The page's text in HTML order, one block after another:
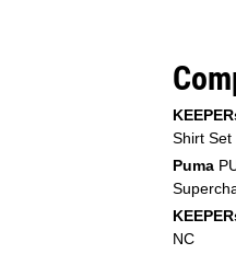
Shirt Set
Puma
NC